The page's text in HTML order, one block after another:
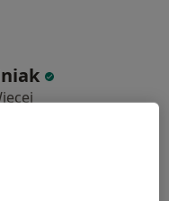
chętnie płacą